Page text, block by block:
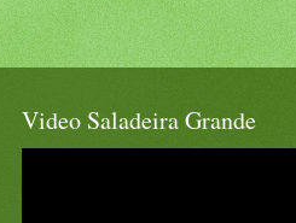
Video Saladeira Grande